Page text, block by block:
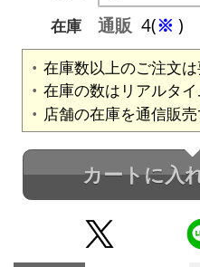
在庫
通販 4(※ )
在庫数以上のご注文
在庫の数はリアルタイ
店舗の在庫を通信販売
カートに入